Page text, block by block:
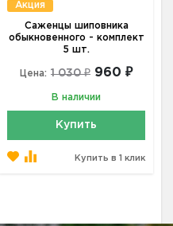
Акция
Саженцы шиповника
обыкновенного - комплект
5 шт.
Цена: 1 030 ₽ 960 ₽
В наличии
Купить
Купить в 1 клик